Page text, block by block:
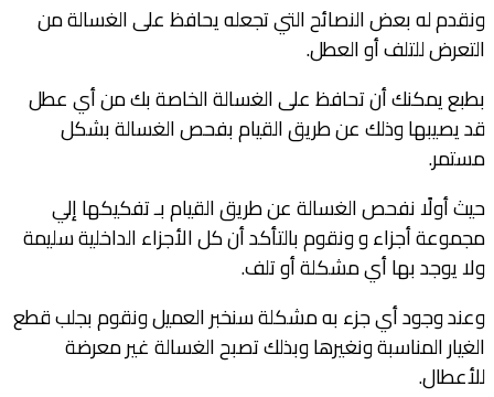
ونقدم له بعض النصائح التي تجعله يحافظ على الغسالة من
التعرض للتلف أو العطل.
بطبع يمكنك أن تحافظ على الغسالة الخاصة بك من أي عطل
قد يصيبها وذلك عن طريق القيام بفحص الغسالة بشكل
مستمر.
حيث أولًا نفحص الغسالة عن طريق القيام بـ تفكيكها إلي
مجموعة أجزاء و ونقوم بالتأكد أن كل الأجزاء الداخلية سليمة
ولا يوجد بها أي مشكلة أو تلف.
وعند وجود أي جزء به مشكلة سنخبر العميل ونقوم بجلب قطع
الغيار المناسبة ونغيرها وبذلك تصبح الغسالة غير معرضة
للأعطال.